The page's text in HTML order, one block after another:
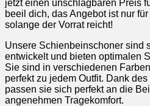
jetzt einen unschlagbaren Preis
beeil dich, das Angebot ist nur
solange der Vorrat reicht!
Unsere Schienbeinschoner sind
entwickelt und bieten optimalen
Sie sind in verschiedenen
perfekt zu jedem Outfit. Dank
passen sie sich perfekt an die
angenehmen Tragekomfort.